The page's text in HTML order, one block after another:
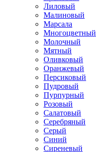
Лиловый
Малиновый
Марсала
Многоцветный
Молочный
Мятный
Оливковый
Оранжевый
Персиковый
Пудровый
Пурпурный
Розовый
Салатовый
Серебряный
Серый
Синий
Сиреневый